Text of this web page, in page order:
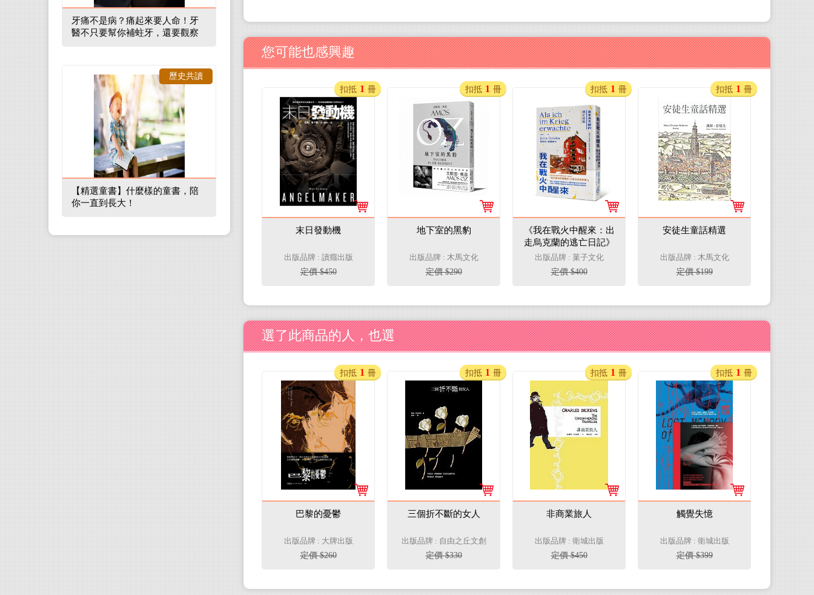
您可能也感興趣
末日發動機
出版品牌 : 讀癮出版
定價 $450
扣抵 1 冊
地下室的黑豹
出版品牌 : 木馬文化
定價 $290
扣抵 1 冊
《我在戰火中醒來：出
走烏克蘭的逃亡日記》
出版品牌 : 菓子文化
定價 $400
扣抵 1 冊
安徒生童話精選
出版品牌 : 木馬文化
定價 $199
扣抵 1 冊
選了此商品的人，也選
巴黎的憂鬱
出版品牌 : 大牌出版
定價 $260
扣抵 1 冊
三個折不斷的女人
出版品牌 : 自由之丘文創
定價 $330
扣抵 1 冊
非商業旅人
出版品牌 : 衛城出版
定價 $450
扣抵 1 冊
觸覺失憶
出版品牌 : 衛城出版
定價 $399
扣抵 1 冊
牙痛不是病？痛起來要人命！牙
醫不只要幫你補蛀牙，還要觀察
【精選童書】什麼樣的童書，陪
你一直到長大！
歷史共讀